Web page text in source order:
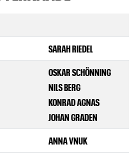
SARAH RIEDEL
OSKAR SCHÖNNING
NILS BERG
KONRAD AGNAS
JOHAN GRADEN
ANNA VNUK